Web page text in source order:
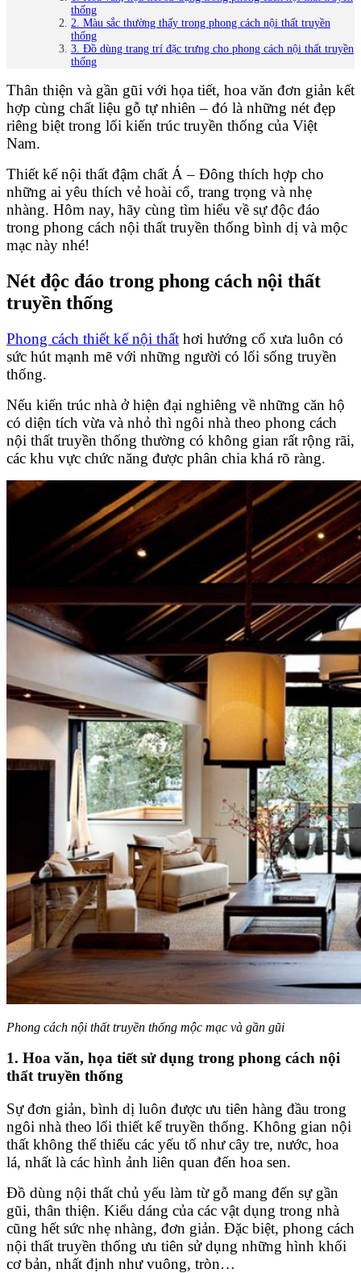
thống
2. Màu sắc thường thấy trong phong cách nội thất truyền
thống
3. Đồ dùng trang trí đặc trưng cho phong cách nội thất truyền
thống
Thân thiện và gần gũi với họa tiết, hoa văn đơn giản kết
hợp cùng chất liệu gỗ tự nhiên – đó là những nét đẹp
riêng biệt trong lối kiến trúc truyền thống của Việt
Nam.
Thiết kế nội thất đậm chất Á – Đông thích hợp cho
những ai yêu thích vẻ hoài cổ, trang trọng và nhẹ
nhàng. Hôm nay, hãy cùng tìm hiểu về sự độc đáo
trong phong cách nội thất truyền thống bình dị và mộc
mạc này nhé!
Nét độc đáo trong phong cách nội thất
truyền thống
Phong cách thiết kế nội thất hơi hướng cổ xưa luôn có
sức hút mạnh mẽ với những người có lối sống truyền
thống.
Nếu kiến trúc nhà ở hiện đại nghiêng về những căn hộ
có diện tích vừa và nhỏ thì ngôi nhà theo phong cách
nội thất truyền thống thường có không gian rất rộng rãi,
các khu vực chức năng được phân chia khá rõ ràng.
Phong cách nội thất truyền thống mộc mạc và gần gũi
1. Hoa văn, họa tiết sử dụng trong phong cách nội
thất truyền thống
Sự đơn giản, bình dị luôn được ưu tiên hàng đầu trong
ngôi nhà theo lối thiết kế truyền thống. Không gian nội
thất không thể thiếu các yếu tố như cây tre, nước, hoa
lá, nhất là các hình ảnh liên quan đến hoa sen.
Đồ dùng nội thất chủ yếu làm từ gỗ mang đến sự gần
gũi, thân thiện. Kiểu dáng của các vật dụng trong nhà
cũng hết sức nhẹ nhàng, đơn giản. Đặc biệt, phong cách
nội thất truyền thống ưu tiên sử dụng những hình khối
cơ bản, nhất định như vuông, tròn…